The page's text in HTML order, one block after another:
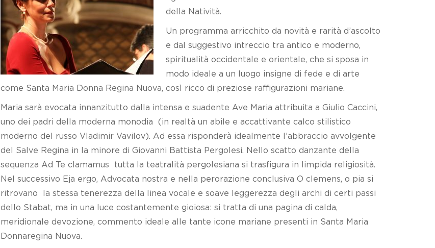
della Natività.
Un programma arricchito da novità e rarità d’ascolto
e dal suggestivo intreccio tra antico e moderno,
spiritualità occidentale e orientale, che si sposa in
modo ideale a un luogo insigne di fede e di arte
come Santa Maria Donna Regina Nuova, così ricco di preziose raffigurazioni mariane.
Maria sarà evocata innanzitutto dalla intensa e suadente Ave Maria attribuita a Giulio Caccini,
uno dei padri della moderna monodia (in realtà un abile e accattivante calco stilistico
moderno del russo Vladimir Vavilov). Ad essa risponderà idealmente l’abbraccio avvolgente
del Salve Regina in la minore di Giovanni Battista Pergolesi. Nello scatto danzante della
sequenza Ad Te clamamus tutta la teatralità pergolesiana si trasfigura in limpida religiosità.
Nel successivo Eja ergo, Advocata nostra e nella perorazione conclusiva O clemens, o pia si
ritrovano la stessa tenerezza della linea vocale e soave leggerezza degli archi di certi passi
dello Stabat, ma in una luce costantemente gioiosa: si tratta di una pagina di calda,
meridionale devozione, commento ideale alle tante icone mariane presenti in Santa Maria
Donnaregina Nuova.